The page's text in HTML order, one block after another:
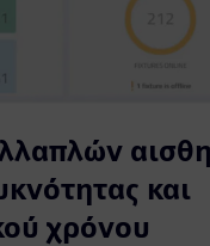
και
χρόνου